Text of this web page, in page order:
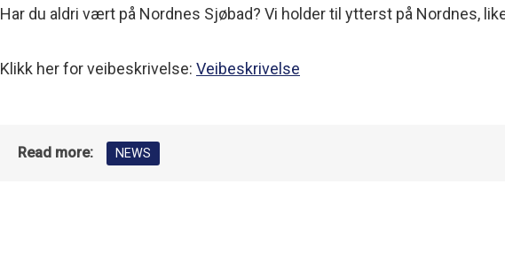
Har du aldri vært på Nordnes Sjøbad? Vi holder til ytterst på Nordnes,
Klikk her for veibeskrivelse: Veibeskrivelse
Read more: NEWS